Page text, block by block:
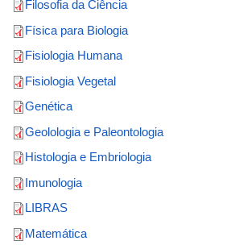
Filosofia da Ciência
Física para Biologia
Fisiologia Humana
Fisiologia Vegetal
Genética
Geolologia e Paleontologia
Histologia e Embriologia
Imunologia
LIBRAS
Matemática